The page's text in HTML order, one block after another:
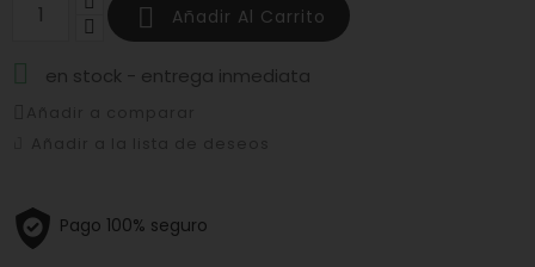
 Añadir Al Carrito
 en stock - entrega inmediata
Pago 100% seguro